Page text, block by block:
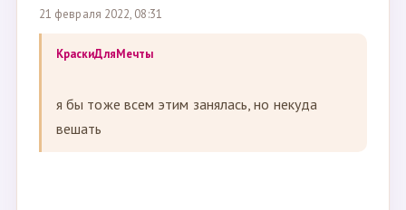
21 февраля 2022, 08:31
КраскиДляМечты
я бы тоже всем этим занялась, но некуда
вешать